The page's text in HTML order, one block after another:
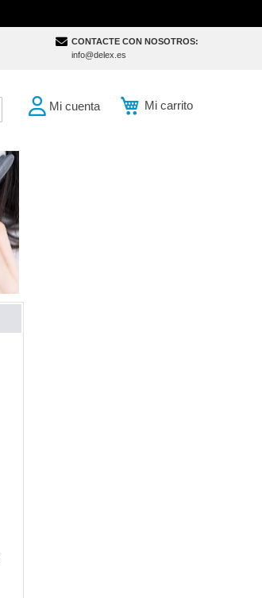
CONTACTE CON NOSOTROS:
info@delex.es
Mi carrito
Mi cuenta